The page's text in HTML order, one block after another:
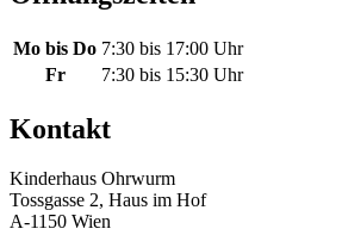
Mo bis Do 7:30 bis 17:00 Uhr
Fr
7:30 bis 15:30 Uhr
Kontakt
Kinderhaus Ohrwurm
Tossgasse 2, Haus im Hof
A-1150 Wien